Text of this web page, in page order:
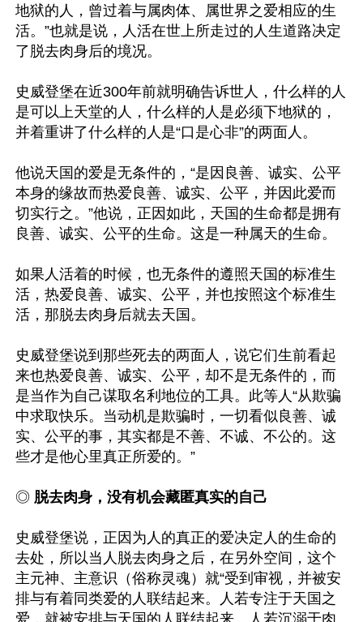
地狱的人，曾过着与属肉体、属世界之爱相应的生
活。”也就是说，人活在世上所走过的人生道路决定
了脱去肉身后的境况。
史威登堡在近300年前就明确告诉世人，什么样的人
是可以上天堂的人，什么样的人是必须下地狱的，
并着重讲了什么样的人是“口是心非”的两面人。
他说天国的爱是无条件的，“是因良善、诚实、公平
本身的缘故而热爱良善、诚实、公平，并因此爱而
切实行之。”他说，正因如此，天国的生命都是拥有
良善、诚实、公平的生命。这是一种属天的生命。
如果人活着的时候，也无条件的遵照天国的标准生
活，热爱良善、诚实、公平，并也按照这个标准生
活，那脱去肉身后就去天国。
史威登堡说到那些死去的两面人，说它们生前看起
来也热爱良善、诚实、公平，却不是无条件的，而
是当作为自己谋取名利地位的工具。此等人“从欺骗
中求取快乐。当动机是欺骗时，一切看似良善、诚
实、公平的事，其实都是不善、不诚、不公的。这
些才是他心里真正所爱的。”
◎ 脱去肉身，没有机会藏匿真实的自己
史威登堡说，正因为人的真正的爱决定人的生命的
去处，所以当人脱去肉身之后，在另外空间，这个
主元神、主意识（俗称灵魂）就“受到审视，并被安
排与有着同类爱的人联结起来。人若专注于天国之
爱，就被安排与天国的人联结起来。人若沉溺于肉